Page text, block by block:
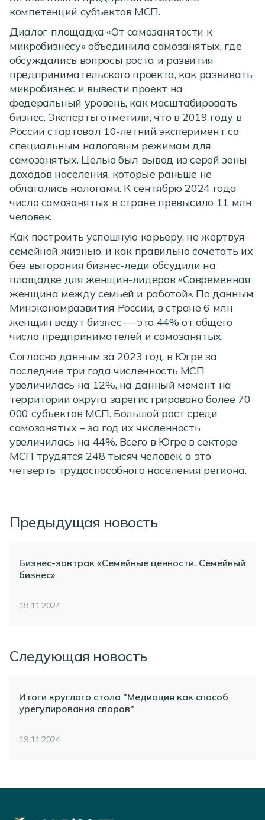
компетенций субъектов МСП.
Диалог-площадка «От самозанятости к
микробизнесу» объединила самозанятых, где
обсуждались вопросы роста и развития
предпринимательского проекта, как развивать
микробизнес и вывести проект на
федеральный уровень, как масштабировать
бизнес. Эксперты отметили, что в 2019 году в
России стартовал 10-летний эксперимент со
специальным налоговым режимам для
самозанятых. Целью был вывод из серой зоны
доходов населения, которые раньше не
облагались налогами. К сентябрю 2024 года
число самозанятых в стране превысило 11 млн
человек.
Как построить успешную карьеру, не жертвуя
семейной жизнью, и как правильно сочетать их
без выгорания бизнес-леди обсудили на
площадке для женщин-лидеров «Современная
женщина между семьей и работой». По данным
Минэкономразвития России, в стране 6 млн
женщин ведут бизнес — это 44% от общего
числа предпринимателей и самозанятых.
Согласно данным за 2023 год, в Югре за
последние три года численность МСП
увеличилась на 12%, на данный момент на
территории округа зарегистрировано более 70
000 субъектов МСП. Большой рост среди
самозанятых – за год их численность
увеличилась на 44%. Всего в Югре в секторе
МСП трудятся 248 тысяч человек, а это
четверть трудоспособного населения региона.
Предыдущая новость
Бизнес-завтрак «Семейные ценности. Семейный
бизнес»
19.11.2024
Следующая новость
Итоги круглого стола "Медиация как способ
урегулирования споров"
19.11.2024